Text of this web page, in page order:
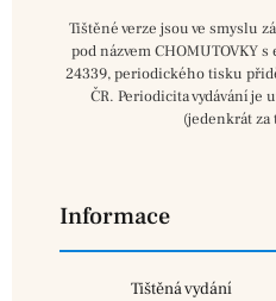
Tištěné verze jsou ve smyslu
pod názvem CHOMUTOVKY
24339, periodického tisku
ČR. Periodicita vydávání je
(jedenkrát za
Informace
Tištěná vydání